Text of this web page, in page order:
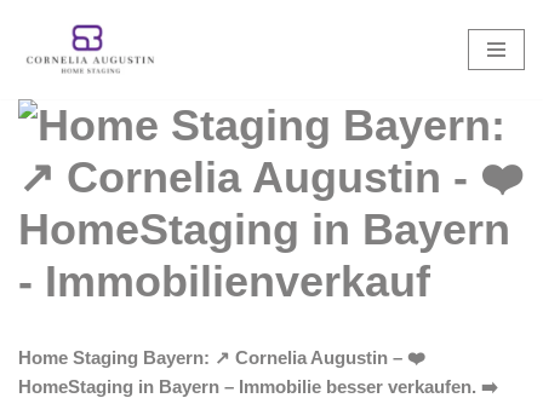
Zum
springen
Home Staging Bayern: ↗️ Cornelia Augustin – ❤️
HomeStaging in Bayern – Immobilie besser verkaufen. ➡️